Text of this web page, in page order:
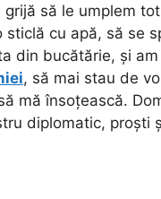
grijă să le umplem
cu apă, să se
din bucătărie, și
, să mai stau de
mă însoțească.
diplomatic, proști